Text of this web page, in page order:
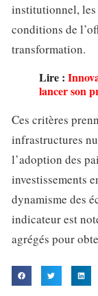
institutionnel, les
conditions de
transformation.
Lire :
lancer son
Ces critères
infrastructures
l’adoption des
investissements
dynamisme des
indicateur est
agrégés pour